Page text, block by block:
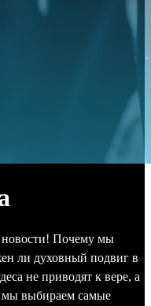
новости! Почему мы
ли духовный подвиг в
не приводят к вере, а
мы выбираем самые